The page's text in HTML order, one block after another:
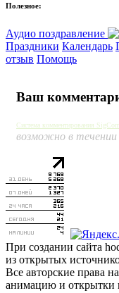
Полезное:
Аудио поздравление
Праздники Календарь
отзыв Помощь
Ваш
Система комментирования
возможно в течении
При создании сайта
из открытых
Все авторские права
анимацию и открытки